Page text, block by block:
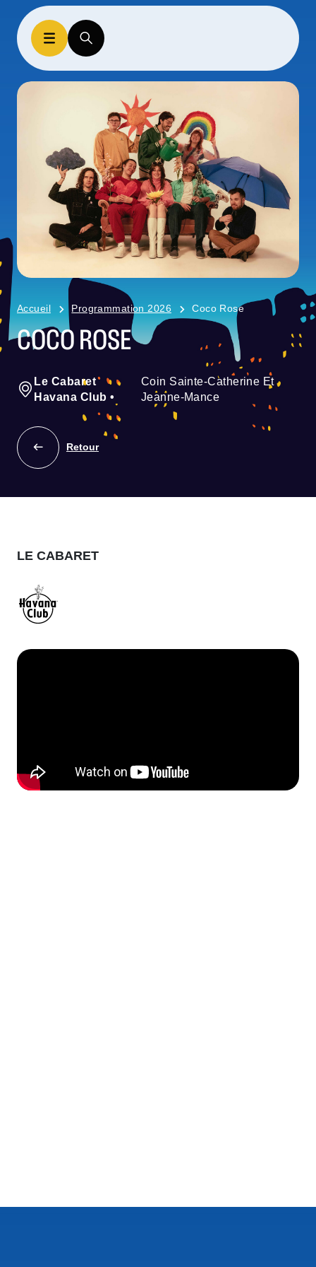
Accueil Programmation 2026 Coco Rose
COCO ROSE
Le Cabaret
Havana Club •
Coin Sainte-Catherine Et
Jeanne-Mance
Retour
LE CABARET